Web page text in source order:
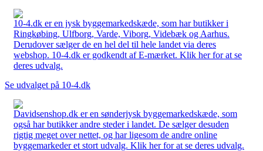
10-4.dk er en jysk byggemarkedskæde, som har butikker i
Ringkøbing, Ulfborg, Varde, Viborg, Videbæk og Aarhus.
Derudover sælger de en hel del til hele landet via deres
webshop. 10-4.dk er godkendt af E-mærket. Klik her for at se
deres udvalg.
Se udvalget på 10-4.dk
Davidsenshop.dk er en sønderjysk byggemarkedskæde, som
også har butikker andre steder i landet. De sælger desuden
rigtig meget over nettet, og har ligesom de andre online
byggemarkeder et stort udvalg. Klik her for at se deres udvalg.